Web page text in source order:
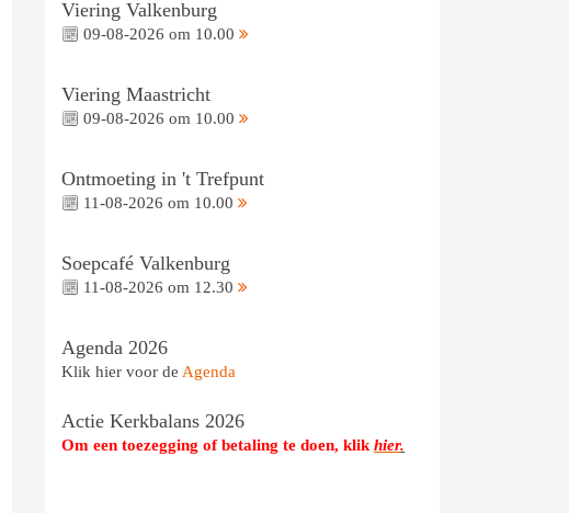
Viering Valkenburg
09-08-2026 om 10.00
Viering Maastricht
09-08-2026 om 10.00
Ontmoeting in 't Trefpunt
11-08-2026 om 10.00
Soepcafé Valkenburg
11-08-2026 om 12.30
Agenda 2026
Klik hier voor de Agenda
Actie Kerkbalans 2026
Om een toezegging of betaling te doen, klikhier.